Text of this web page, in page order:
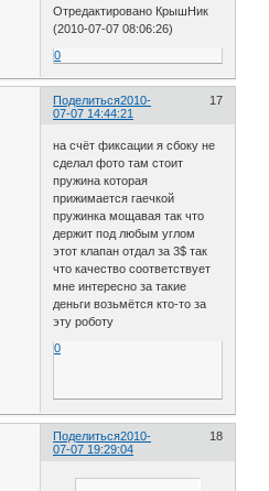
Отредактировано КрышНик
(2010-07-07 08:06:26)
0
Поделиться 17
2010-
07-07 14:44:21
на счёт фиксации я сбоку не
сделал фото там стоит
пружина которая
прижимается гаечкой
пружинка мощавая так что
держит под любым углом
этот клапан отдал за 3$ так
что качество соответствует
мне интересно за такие
деньги возьмётся кто-то за
эту роботу
0
Поделиться 18
2010-
07-07 19:29:04